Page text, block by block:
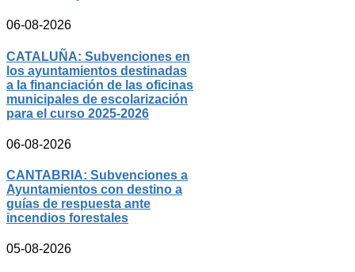
06-08-2026
CATALUÑA: Subvenciones en
los ayuntamientos destinadas
a la financiación de las oficinas
municipales de escolarización
para el curso 2025-2026
06-08-2026
CANTABRIA: Subvenciones a
Ayuntamientos con destino a
guías de respuesta ante
incendios forestales
05-08-2026